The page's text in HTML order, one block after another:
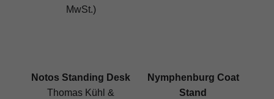
MwSt.)
Notos Standing Desk
Thomas Kühl &
Nymphenburg Coat
Stand